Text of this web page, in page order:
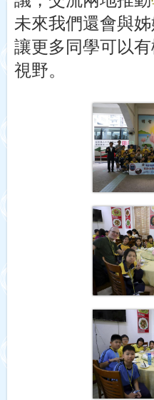
未來我們還會與
讓更多同學可以
視野。